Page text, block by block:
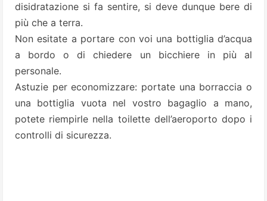
disidratazione si fa sentire, si deve dunque bere di
più che a terra.
Non esitate a portare con voi una bottiglia d’acqua
a bordo o di chiedere un bicchiere in più al
personale.
Astuzie per economizzare: portate una borraccia o
una bottiglia vuota nel vostro bagaglio a mano,
potete riempirle nella toilette dell’aeroporto dopo i
controlli di sicurezza.